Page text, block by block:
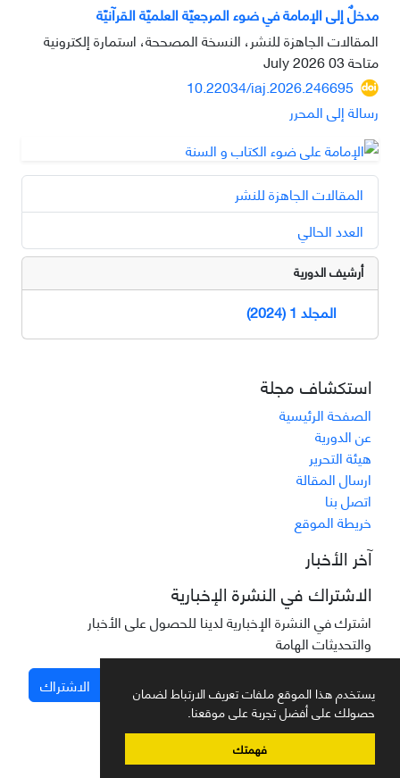
يستخدم هذا الموقع ملفات تعريف الارتباط لضمان
حصولك على أفضل تجربة على موقعنا.
فهمتك
مدخلٌ إلى الإمامة في ضوء المرجعيّة العلميّة القرآنيّة
المقالات الجاهزة للنشر، النسخة المصححة، استمارة إلكترونية
متاحة03 July 2026
10.22034/iaj.2026.246695
رسالة إلى المحرر
المقالات الجاهزة للنشر
العدد الحالي
أرشيف الدورية
المجلد 1 (2024)
استكشاف مجلة
الصفحة الرئيسية
عن الدورية
هيئة التحرير
ارسال المقالة
اتصل بنا
خريطة الموقع
آخر الأخبار
الاشتراك في النشرة الإخبارية
اشترك في النشرة الإخبارية لدينا للحصول على الأخبار
والتحديثات الهامة
الاشتراك
نظام إدارة المجلات.صمم بواسطةسیناوب